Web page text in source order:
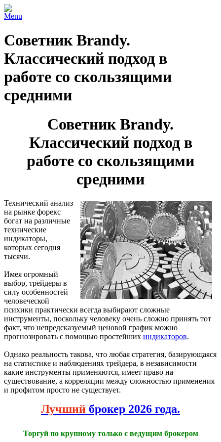
Menu
Советник Brandy.
Классический подход в
работе со скользящими
средними
Советник Brandy.
Классический подход в
работе со скользящими
средними
Технический анализ
на рынке форекс
богат на различные
технические
индикаторы,
которых сегодня
тысячи.
Имея огромный
выбор, трейдеры в
силу особенностей
человеческой
психики практически всегда выбирают сложные
инструменты, поскольку человеку очень сложно принять тот
факт, что непредсказуемый ценовой график можно
прогнозировать с помощью простейших индикаторов.
Однако реальность такова, что любая стратегия, базирующаяся
на статистике и наблюдениях трейдера, в независимости
какие инструменты применяются, имеет право на
существование, а корреляции между сложностью применения
и профитом просто не существует.
Лучший брокер 2026 года.
Торгуй по крупному только с ведущим брокером